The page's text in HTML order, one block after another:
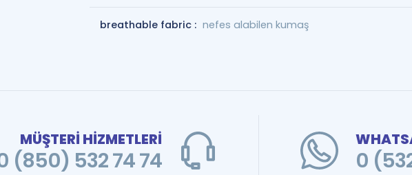
breathable fabric : nefes alabilen kumaş
MÜŞTERİ HİZMETLERİ
(850) 532 74 74 0